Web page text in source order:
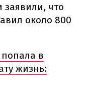
что
около 800
в
жизнь: